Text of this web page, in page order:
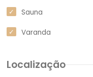
Sauna
Varanda
Localização